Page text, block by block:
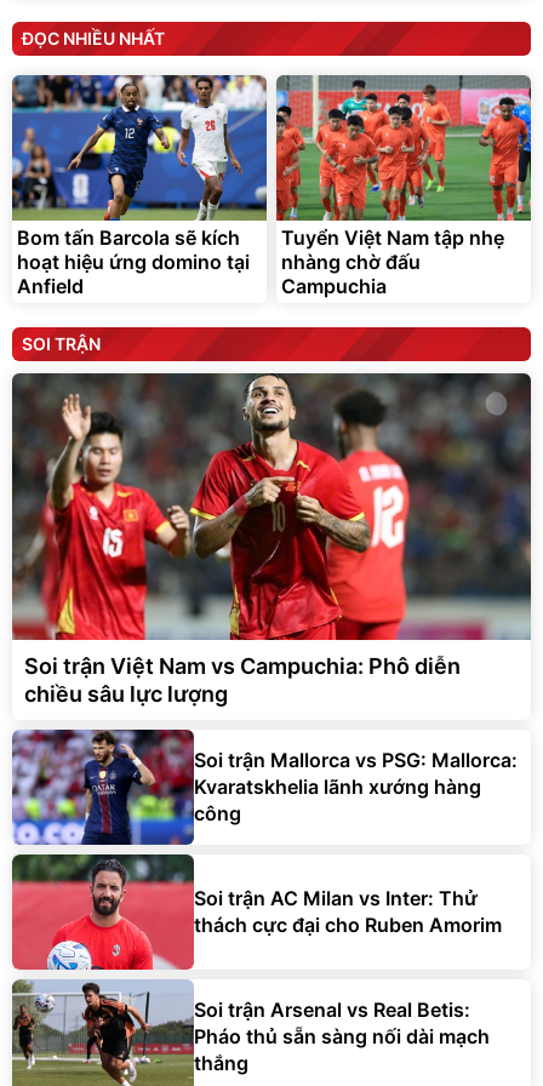
ĐỌC NHIỀU NHẤT
Bom tấn Barcola sẽ kích
hoạt hiệu ứng domino tại
Anfield
Tuyển Việt Nam tập nhẹ
nhàng chờ đấu
Campuchia
SOI TRẬN
Soi trận Việt Nam vs Campuchia: Phô diễn
chiều sâu lực lượng
Soi trận Mallorca vs PSG: Mallorca:
Kvaratskhelia lãnh xướng hàng
công
Soi trận AC Milan vs Inter: Thử
thách cực đại cho Ruben Amorim
Soi trận Arsenal vs Real Betis:
Pháo thủ sẵn sàng nối dài mạch
thắng